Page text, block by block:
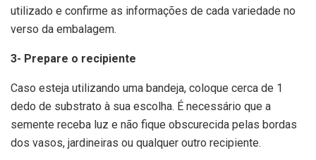
utilizado e confirme as informações de cada variedade no
verso da embalagem.
3- Prepare o recipiente
Caso esteja utilizando uma bandeja, coloque cerca de 1
dedo de substrato à sua escolha. É necessário que a
semente receba luz e não fique obscurecida pelas bordas
dos vasos, jardineiras ou qualquer outro recipiente.